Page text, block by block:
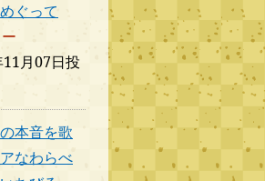
ぐって
月07日投
本音を歌
なわらべ